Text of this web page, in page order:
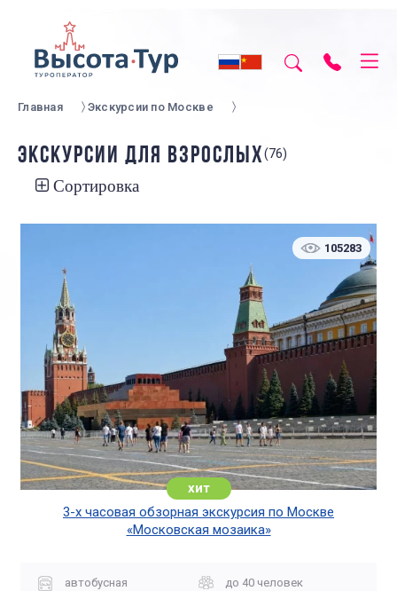
Главная Экскурсии по Москве
ЭКСКУРСИИ ДЛЯ ВЗРОСЛЫХ(76)
Сортировка
105283
хит
3-х часовая обзорная экскурсия по Москве
«Московская мозаика»
автобусная
до 40 человек